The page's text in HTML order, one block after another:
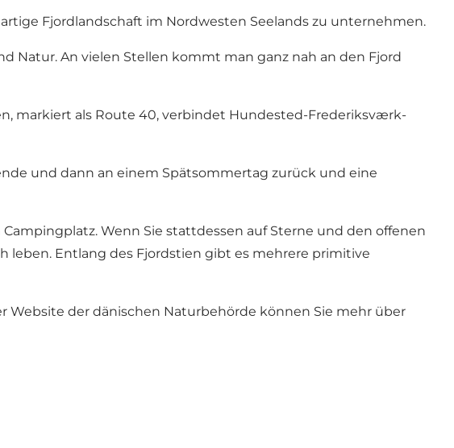
Fjordlandschaft im Nordwesten Seelands zu unternehmen.
Natur. An vielen Stellen kommt man ganz nah an den Fjord
markiert als Route 40, verbindet Hundested-Frederiksværk-
und dann an einem Spätsommertag zurück und eine
Wenn Sie stattdessen auf Sterne und den offenen
Entlang des Fjordstien gibt es mehrere primitive
der dänischen Naturbehörde können Sie mehr über